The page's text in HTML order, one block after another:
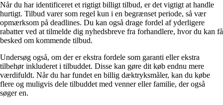
Når du har identificeret et rigtigt billigt tilbud, er det vigtigt at handle
hurtigt. Tilbud varer som regel kun i en begrænset periode, så vær
opmærksom på deadlines. Du kan også drage fordel af yderligere
rabatter ved at tilmelde dig nyhedsbreve fra forhandlere, hvor du kan få
besked om kommende tilbud.
Undersøg også, om der er ekstra fordele som garanti eller ekstra
tilbehør inkluderet i tilbuddet. Disse kan gøre dit køb endnu mere
værdifuldt. Når du har fundet en billig dæktryksmåler, kan du købe
flere og muligvis dele tilbuddet med venner eller familie, der også
søger en.